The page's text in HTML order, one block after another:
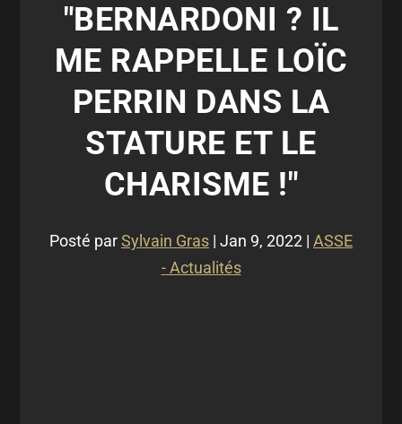
"BERNARDONI ? IL
ME RAPPELLE LOÏC
PERRIN DANS LA
STATURE ET LE
CHARISME !"
Posté parSylvain Gras | Jan 9, 2022 | ASSE
- Actualités